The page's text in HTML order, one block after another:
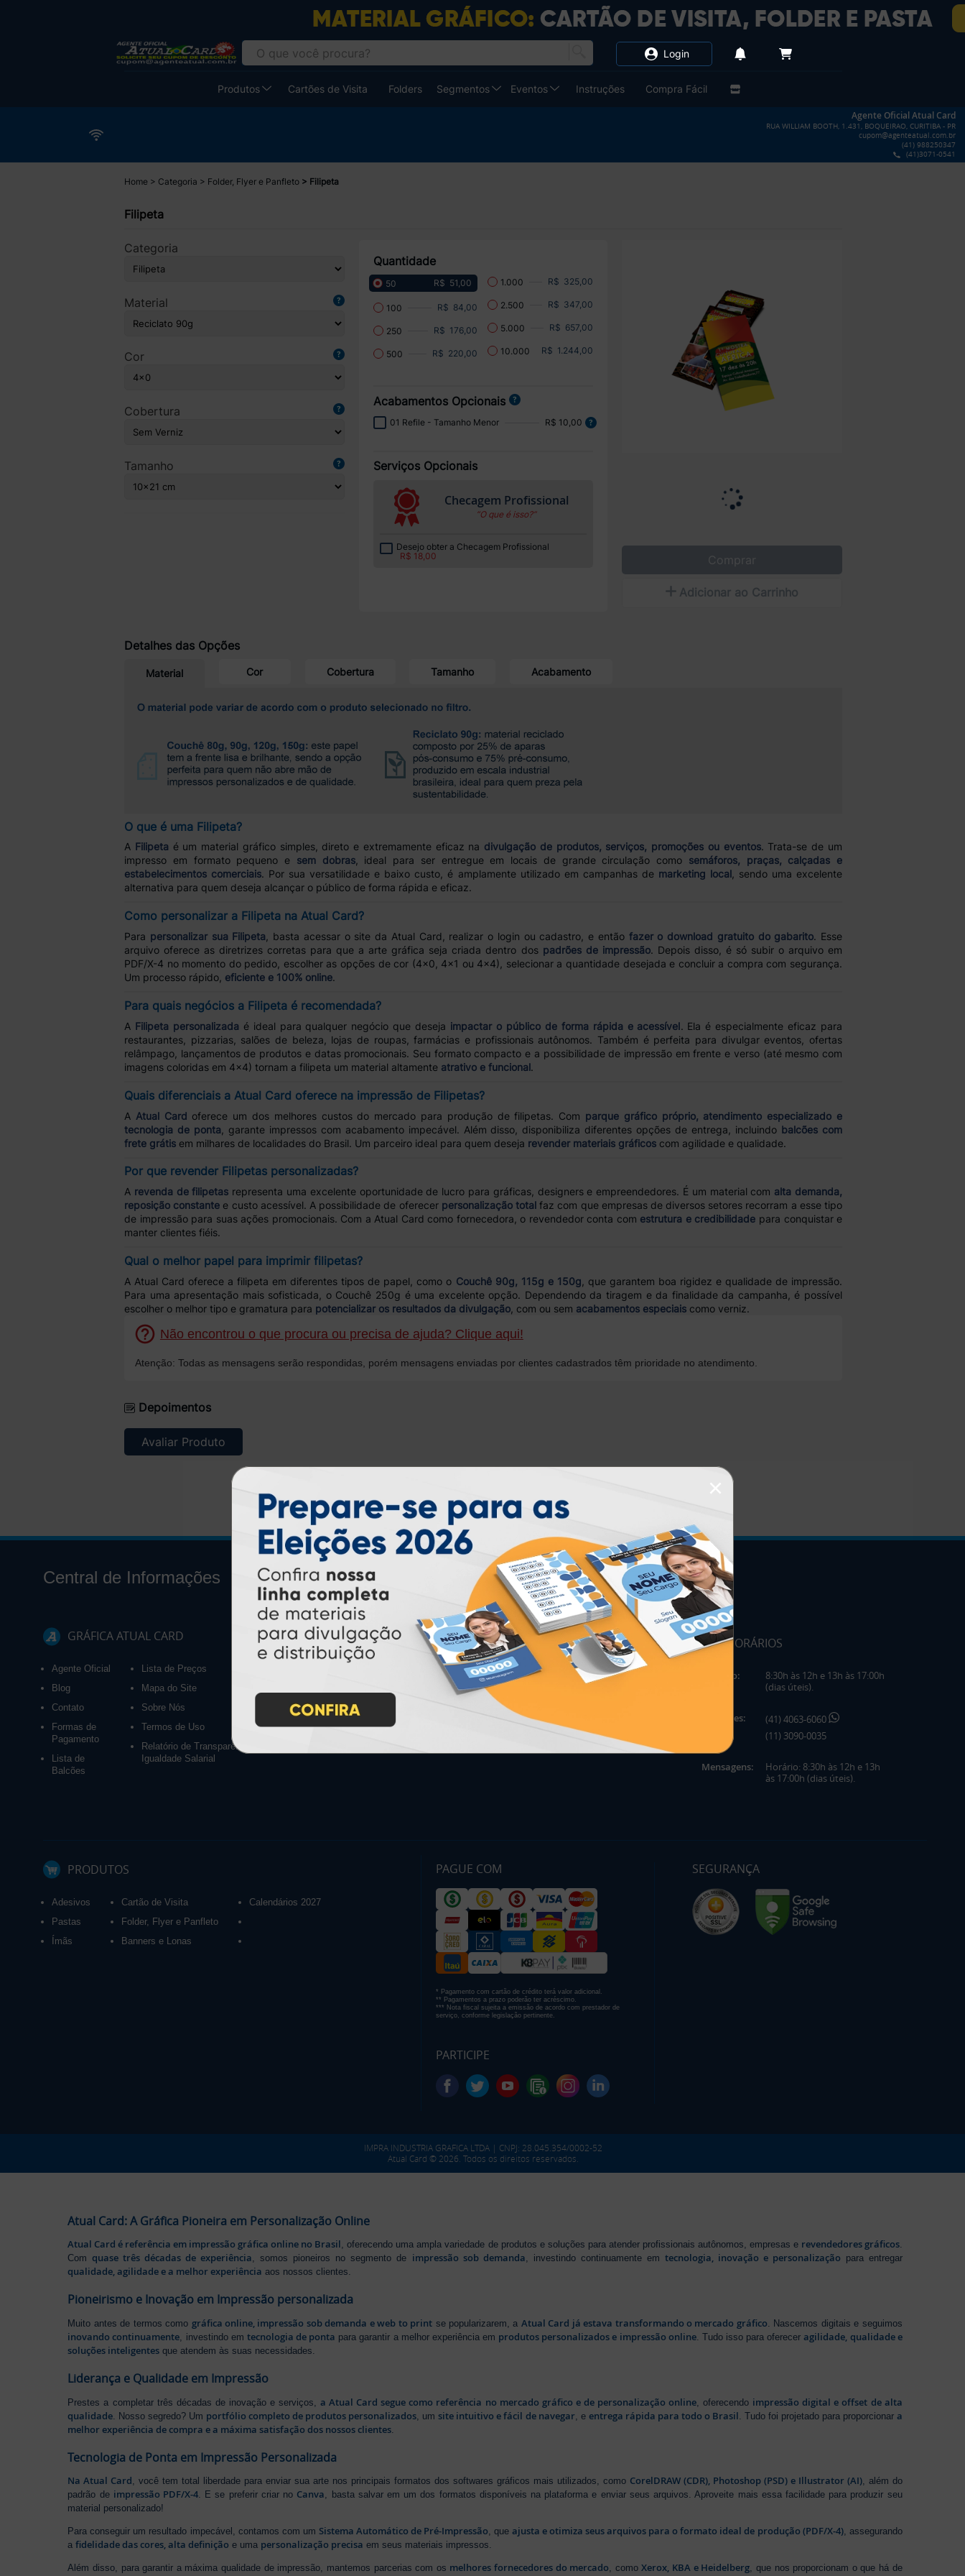
Produtos Cartões de Visita Folders Segmentos Eventos Instruções Compra Fácil
Login
Agente Oficial Atual Card
RUA WILLIAM BOOTH, 1.431, BOQUEIRAO, CURITIBA - PR
cupom@agenteatual.com.br
(41) 988250347
(41)3071-0541
Home Categoria Folder, Flyer e Panfleto Filipeta
Filipeta
Categoria
Material
Cor
Cobertura
Tamanho
Quantidade
50 R$ 51,00
100 R$ 84,00
250 R$ 176,00
500 R$ 220,00
1.000 R$ 325,00
2.500 R$ 347,00
5.000 R$ 657,00
10.000 R$ 1.244,00
Acabamentos Opcionais
01 Refile - Tamanho Menor R$ 10,00
Serviços Opcionais
Checagem Profissional
“O que é isso?”
Desejo obter a Checagem Profissional
R$ 18,00
Comprar
Adicionar ao Carrinho
Detalhes das Opções
Material Cor Cobertura Tamanho Acabamento
O que é uma Filipeta?
A Filipeta é um material gráfico simples, direto e extremamente eficaz na divulgação de produtos, serviços, promoções ou eventos. Trata-se de um
impresso em formato pequeno e sem dobras, ideal para ser entregue em locais de grande circulação como semáforos, praças, calçadas e
estabelecimentos comerciais. Por sua versatilidade e baixo custo, é amplamente utilizado em campanhas de marketing local, sendo uma excelente
alternativa para quem deseja alcançar o público de forma rápida e eficaz.
Como personalizar a Filipeta na Atual Card?
Para personalizar sua Filipeta , basta acessar o site da Atual Card, realizar o login ou cadastro, e então fazer o download gratuito do gabarito. Esse
arquivo oferece as diretrizes corretas para que a arte gráfica seja criada dentro dos padrões de impressão. Depois disso, é só subir o arquivo em
PDF/X-4 no momento do pedido, escolher as opções de cor (4x0, 4x1 ou 4x4), selecionar a quantidade desejada e concluir a compra com segurança.
Um processo rápido, eficiente e 100% online.
Para quais negócios a Filipeta é recomendada?
A Filipeta personalizada é ideal para qualquer negócio que deseja impactar o público de forma rápida e acessível. Ela é especialmente eficaz para
restaurantes, pizzarias, salões de beleza, lojas de roupas, farmácias e profissionais autônomos. Também é perfeita para divulgar eventos, ofertas
relâmpago, lançamentos de produtos e datas promocionais. Seu formato compacto e a possibilidade de impressão em frente e verso (até mesmo com
imagens coloridas em 4x4) tornam a filipeta um material altamente atrativo e funcional.
Quais diferenciais a Atual Card oferece na impressão de Filipetas?
A Atual Card oferece um dos melhores custos do mercado para produção de filipetas. Com parque gráfico próprio, atendimento especializado e
tecnologia de ponta , garante impressos com acabamento impecável. Além disso, disponibiliza diferentes opções de entrega, incluindo balcões com
frete grátis em milhares de localidades do Brasil. Um parceiro ideal para quem deseja revender materiais gráficos com agilidade e qualidade.
Por que revender Filipetas personalizadas?
A revenda de filipetas representa uma excelente oportunidade de lucro para gráficas, designers e empreendedores. É um material com alta demanda,
reposição constante e custo acessível. A possibilidade de oferecer personalização totalfaz com que empresas de diversos setores recorram a esse tipo
de impressão para suas ações promocionais. Com a Atual Card como fornecedora, o revendedor conta com estrutura e credibilidade para conquistar e
manter clientes fiéis.
Qual o melhor papel para imprimir filipetas?
A Atual Card oferece a filipeta em diferentes tipos de papel, como o Couchê 90g, 115g e 150g , que garantem boa rigidez e qualidade de impressão.
Para uma apresentação mais sofisticada, o Couchê 250g é uma excelente opção. Dependendo da tiragem e da finalidade da campanha, é possível
escolher o melhor tipo e gramatura para potencializar os resultados da divulgação , com ou sem acabamentos especiais como verniz.
Não encontrou o que procura ou precisa de ajuda? Clique aqui!
Atenção: Todas as mensagens serão respondidas, porém mensagens enviadas por clientes cadastrados têm prioridade no atendimento.
Depoimentos
Avaliar Produto
Central de Informações
GRÁFICA ATUAL CARD
Agente Oficial
Blog
Contato
Formas de
Pagamento
Lista de
Balcões
Lista de Preços
Mapa do Site
Sobre Nós
Termos de Uso
Relatório de Transparência e
Igualdade Salarial
INSTRUÇÕES
PDF/X1-a
Garantia
Montagem e Fechamento de
Arquivo
Perguntas Frequentes
HORÁRIOS
Horário:
8:30h às 12h e 13h às 17:00h
(dias úteis).
Telefones:
(41) 4063-6060
(11) 3090-0035
Mensagens:
Horário: 8:30h às 12h e 13h
às 17:00h (dias úteis).
PRODUTOS
Adesivos
Pastas
Ímãs
Cartão de Visita
Folder, Flyer e Panfleto
Banners e Lonas
Calendários 2027
PAGUE COM
* Pagamento com cartão de crédito terá valor adicional.
** Pagamentos a prazo poderão ter acréscimo.
*** Nota fiscal sujeita a emissão de acordo com prestador de
serviço, conforme legislação pertinente.
PARTICIPE
SEGURANÇA
IMPRA INDUSTRIA GRAFICA LTDA | CNPJ: 28.045.354/0002-52
Atual Card © 2026. Todos os direitos reservados.
Atual Card: A Gráfica Pioneira em Personalização Online
Atual Card é referência em impressão gráfica online no Brasil, oferecendo uma ampla variedade de produtos e soluções para atender profissionais autônomos, empresas e revendedores gráficos.
Comquase três décadas de experiência, somos pioneiros no segmento de impressão sob demanda, investindo continuamente em tecnologia, inovação e personalização para entregar
qualidade, agilidade e a melhor experiência aos nossos clientes.
Pioneirismo e Inovação em Impressão personalizada
Muito antes de termos como gráfica online, impressão sob demanda e web to print se popularizarem, a Atual Card já estava transformando o mercado gráfico. Nascemos digitais e seguimos
inovando continuamente, investindo em tecnologia de ponta para garantir a melhor experiência em produtos personalizados e impressão online. Tudo isso para ofereceragilidade, qualidade e
soluções inteligentes que atendem às suas necessidades.
Liderança e Qualidade em Impressão
Prestes a completar três décadas de inovação e serviços,a Atual Card segue como referência no mercado gráfico e de personalização online , oferecendo impressão digital e offset de alta
qualidade . Nosso segredo? Um portfólio completo de produtos personalizados , um site intuitivo e fácil de navegar , e entrega rápida para todo o Brasil . Tudo foi projetado para proporcionar a
melhor experiência de compra e a máxima satisfação dos nossos clientes
Tecnologia de Ponta em Impressão Personalizada
Na Atual Card, você tem total liberdade para enviar sua arte nos principais formatos dos softwares gráficos mais utilizados, como CorelDRAW (CDR), Photoshop (PSD) e Illustrator (AI), além do
padrão de impressão PDF/X-4. E se preferir criar no Canva, basta salvar em um dos formatos disponíveis na plataforma e enviar seus arquivos. Aproveite mais essa facilidade para produzir seu
material personalizado!
Para conseguir um resultado impecável, contamos com um Sistema Automático de Pré-Impressão, queajusta e otimiza seus arquivos para o formato ideal de produção (PDF/X-4), assegurando
afidelidade das cores, alta definição e uma personalização precisa em seus materiais impressos.
Além disso, para garantir a máxima qualidade de impressão, mantemos parcerias com os melhores fornecedores do mercado, comoXerox, KBA e Heidelberg, que nos proporcionam o que há de